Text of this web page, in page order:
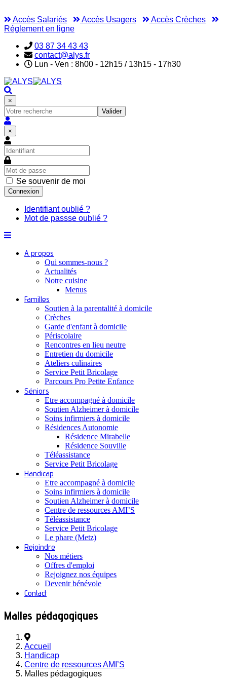
Accès Salariés Accès Usagers
Accès Crèches
Réglement en ligne
03 87 34 43 43
contact@alys.fr
Lun - Ven : 8h00 - 12h15 / 13h15 - 17h30
×
Valider
×
Se souvenir de moi
Connexion
Identifiant oublié ?
Mot de passse oublié ?
A propos
Qui sommes-nous ?
Actualités
Notre cuisine
Menus
Familles
Soutien à la parentalité à domicile
Crèches
Garde d'enfant à domicile
Périscolaire
Rencontres en lieu neutre
Entretien du domicile
Ateliers culinaires
Service Petit Bricolage
Parcours Pro Petite Enfance
Séniors
Etre accompagné à domicile
Soutien Alzheimer à domicile
Soins infirmiers à domicile
Résidences Autonomie
Résidence Mirabelle
Résidence Souville
Téléassistance
Service Petit Bricolage
Handicap
Etre accompagné à domicile
Soins infirmiers à domicile
Soutien Alzheimer à domicile
Centre de ressources AMI’S
Téléassistance
Service Petit Bricolage
Le phare (Metz)
Rejoindre
Nos métiers
Offres d'emploi
Rejoignez nos équipes
Devenir bénévole
Contact
Malles pédagogiques
Accueil
Handicap
Centre de ressources AMI’S
Malles pédagogiques